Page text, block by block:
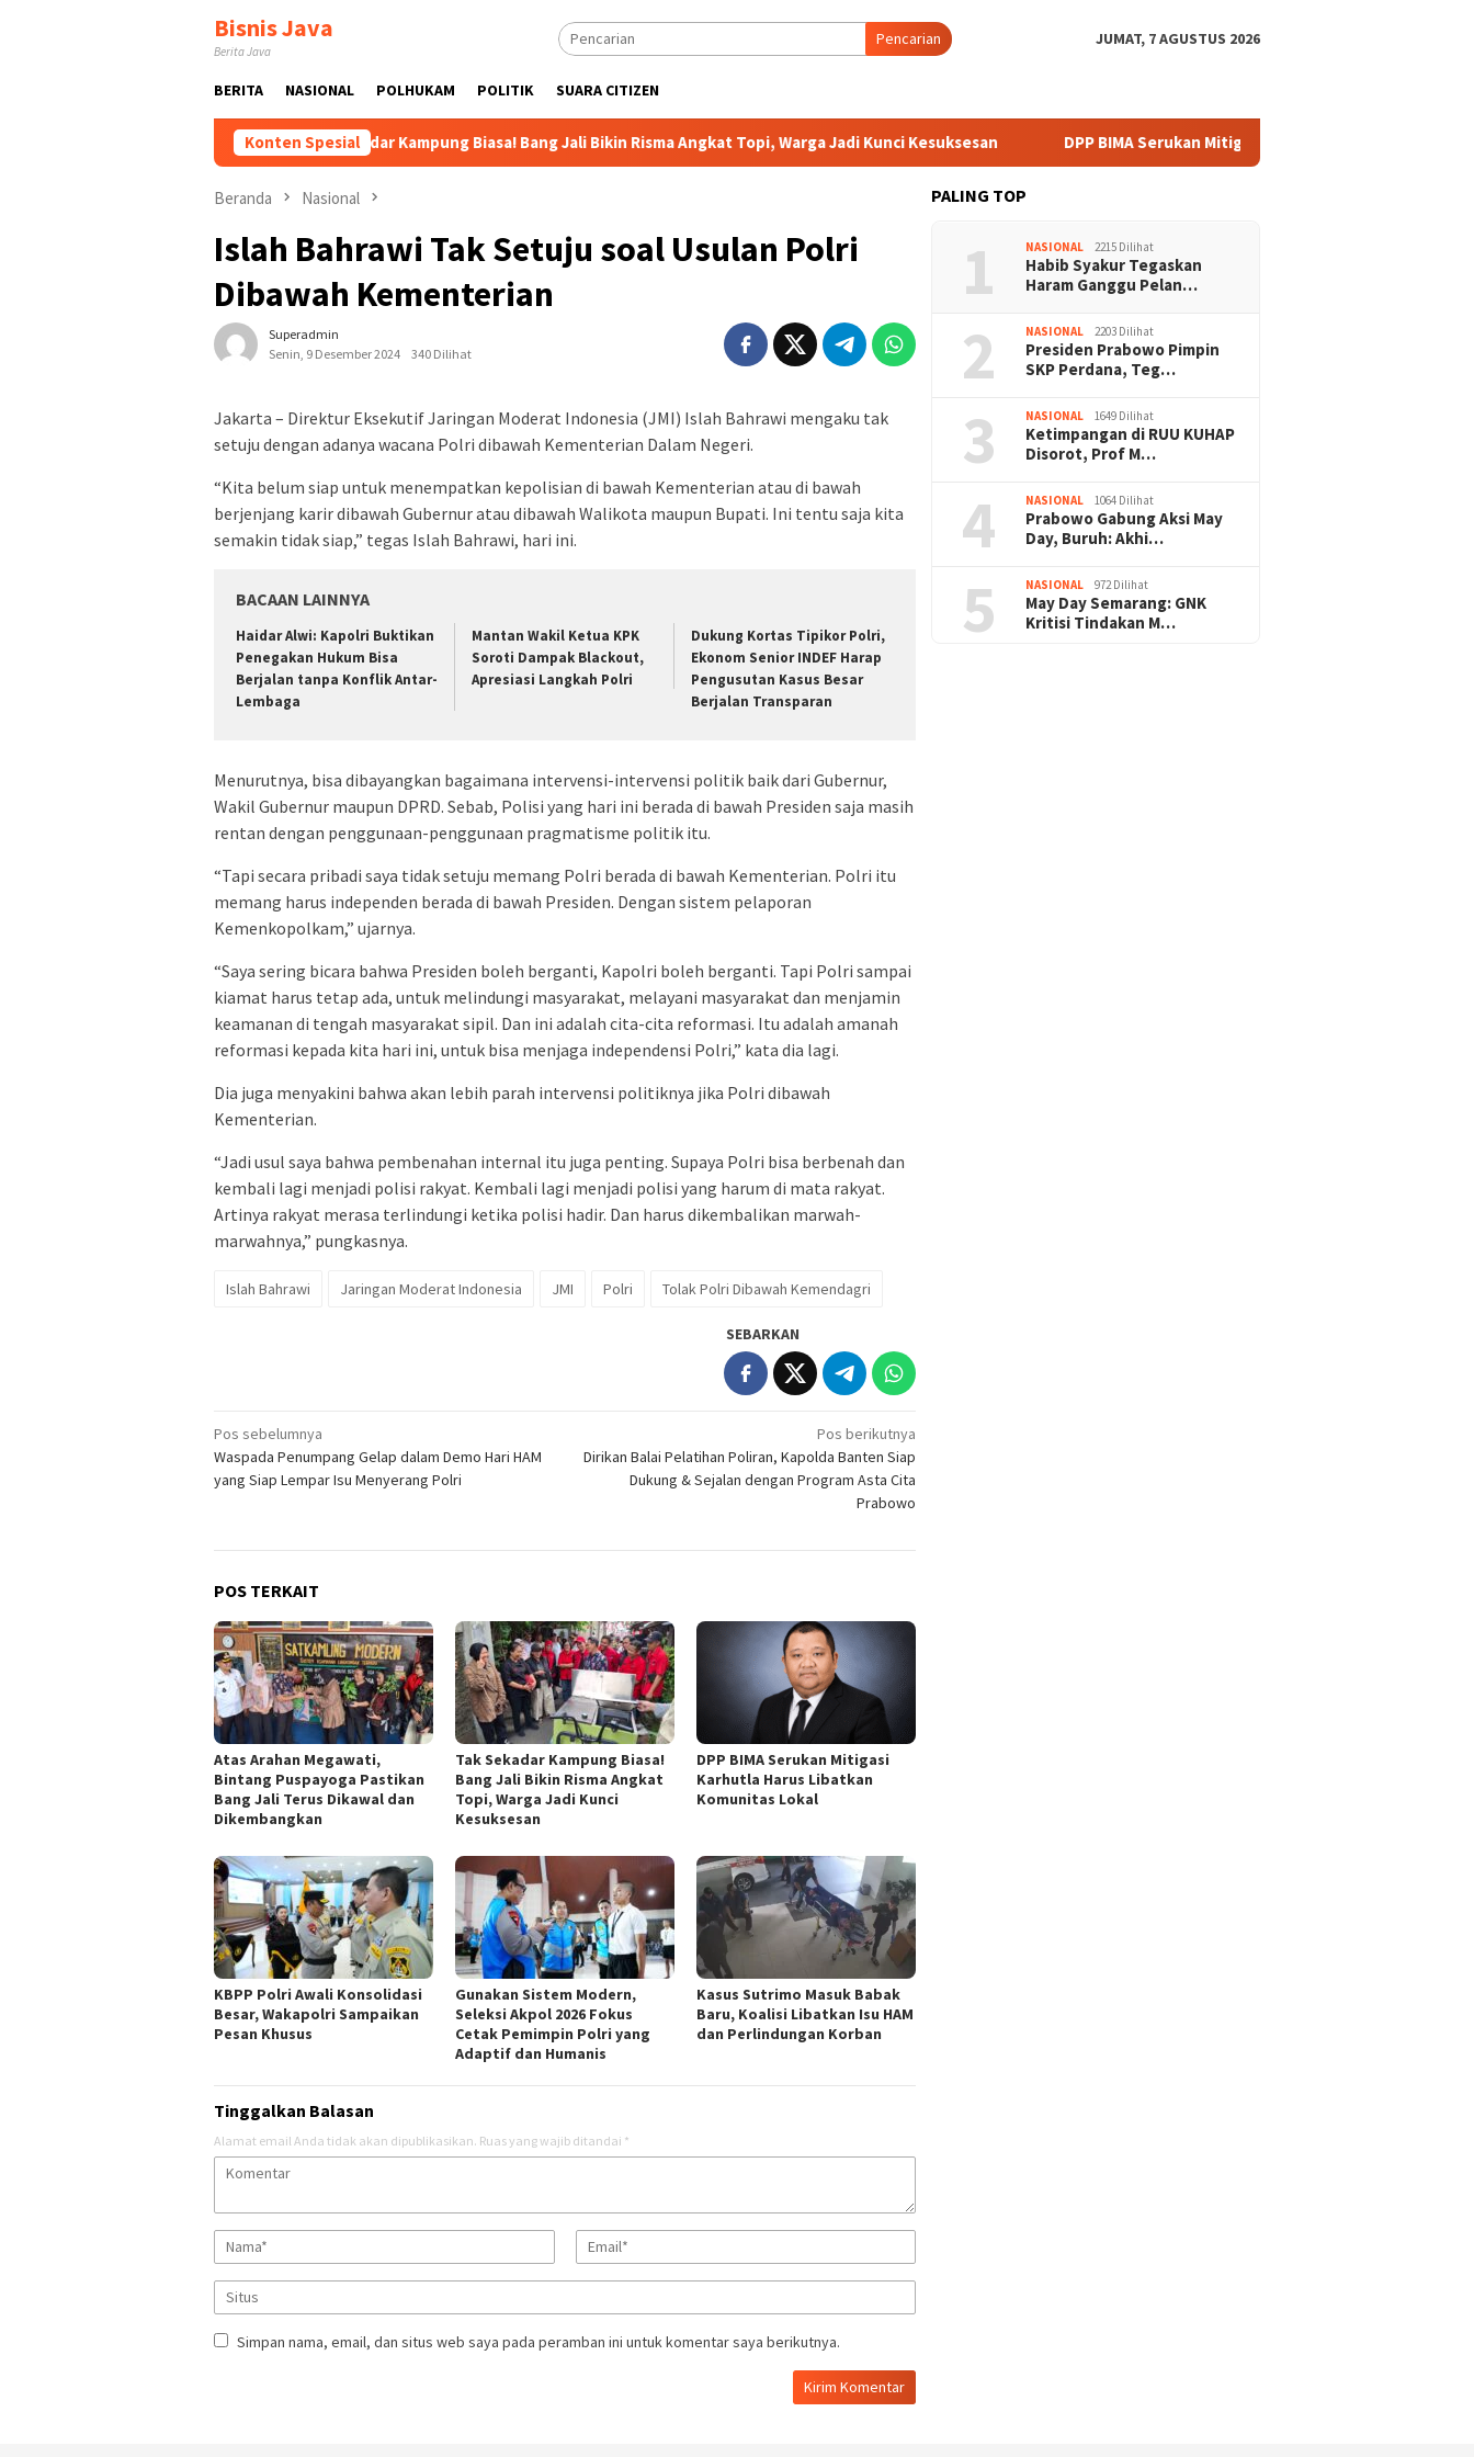
Bisnis Java
Berita Java
Pencarian JUMAT, 7 AGUSTUS 2026
BERITA NASIONAL POLHUKAM POLITIK SUARA CITIZEN
Konten Spesial
Tak Sekadar Kampung Biasa! Bang Jali Bikin Risma Angkat Topi, Warga Jadi Kunci Kesuksesan DPP BIMA Serukan Mitigasi Karhutla Harus Libatkan
Beranda Nasional
Islah Bahrawi Tak Setuju soal Usulan Polri
Dibawah Kementerian
Superadmin
Senin, 9 Desember 2024
340 Dilihat
Jakarta – Direktur Eksekutif Jaringan Moderat Indonesia (JMI) Islah Bahrawi mengaku tak
setuju dengan adanya wacana Polri dibawah Kementerian Dalam Negeri.
“Kita belum siap untuk menempatkan kepolisian di bawah Kementerian atau di bawah
berjenjang karir dibawah Gubernur atau dibawah Walikota maupun Bupati. Ini tentu saja kita
semakin tidak siap,” tegas Islah Bahrawi, hari ini.
BACAAN LAINNYA
Haidar Alwi: Kapolri Buktikan
Penegakan Hukum Bisa
Berjalan tanpa Konflik Antar-
Lembaga
Mantan Wakil Ketua KPK
Soroti Dampak Blackout,
Apresiasi Langkah Polri
Dukung Kortas Tipikor Polri,
Ekonom Senior INDEF Harap
Pengusutan Kasus Besar
Berjalan Transparan
Menurutnya, bisa dibayangkan bagaimana intervensi-intervensi politik baik dari Gubernur,
Wakil Gubernur maupun DPRD. Sebab, Polisi yang hari ini berada di bawah Presiden saja masih
rentan dengan penggunaan-penggunaan pragmatisme politik itu.
“Tapi secara pribadi saya tidak setuju memang Polri berada di bawah Kementerian. Polri itu
memang harus independen berada di bawah Presiden. Dengan sistem pelaporan
Kemenkopolkam,” ujarnya.
“Saya sering bicara bahwa Presiden boleh berganti, Kapolri boleh berganti. Tapi Polri sampai
kiamat harus tetap ada, untuk melindungi masyarakat, melayani masyarakat dan menjamin
keamanan di tengah masyarakat sipil. Dan ini adalah cita-cita reformasi. Itu adalah amanah
reformasi kepada kita hari ini, untuk bisa menjaga independensi Polri,” kata dia lagi.
Dia juga menyakini bahwa akan lebih parah intervensi politiknya jika Polri dibawah
Kementerian.
“Jadi usul saya bahwa pembenahan internal itu juga penting. Supaya Polri bisa berbenah dan
kembali lagi menjadi polisi rakyat. Kembali lagi menjadi polisi yang harum di mata rakyat.
Artinya rakyat merasa terlindungi ketika polisi hadir. Dan harus dikembalikan marwah-
marwahnya,” pungkasnya.
Islah Bahrawi Jaringan Moderat Indonesia JMI Polri Tolak Polri Dibawah Kemendagri
SEBARKAN
Navigasi
pos
Pos sebelumnya
Waspada Penumpang Gelap dalam Demo Hari HAM
yang Siap Lempar Isu Menyerang Polri
Pos berikutnya
Dirikan Balai Pelatihan Poliran, Kapolda Banten Siap
Dukung & Sejalan dengan Program Asta Cita
Prabowo
POS TERKAIT
Atas Arahan Megawati,
Bintang Puspayoga Pastikan
Bang Jali Terus Dikawal dan
Dikembangkan
Tak Sekadar Kampung Biasa!
Bang Jali Bikin Risma Angkat
Topi, Warga Jadi Kunci
Kesuksesan
DPP BIMA Serukan Mitigasi
Karhutla Harus Libatkan
Komunitas Lokal
KBPP Polri Awali Konsolidasi
Besar, Wakapolri Sampaikan
Pesan Khusus
Gunakan Sistem Modern,
Seleksi Akpol 2026 Fokus
Cetak Pemimpin Polri yang
Adaptif dan Humanis
Kasus Sutrimo Masuk Babak
Baru, Koalisi Libatkan Isu HAM
dan Perlindungan Korban
Tinggalkan Balasan
Alamat email Anda tidak akan dipublikasikan. Ruas yang wajib ditandai *
Simpan nama, email, dan situs web saya pada peramban ini untuk komentar saya berikutnya.
PALING TOP
1 NASIONAL 2215 Dilihat
Habib Syakur Tegaskan
Haram Ganggu Pelan…
2 NASIONAL 2203 Dilihat
Presiden Prabowo Pimpin
SKP Perdana, Teg…
3 NASIONAL 1649 Dilihat
Ketimpangan di RUU KUHAP
Disorot, Prof M…
4 NASIONAL 1064 Dilihat
Prabowo Gabung Aksi May
Day, Buruh: Akhi…
5 NASIONAL 972 Dilihat
May Day Semarang: GNK
Kritisi Tindakan M…